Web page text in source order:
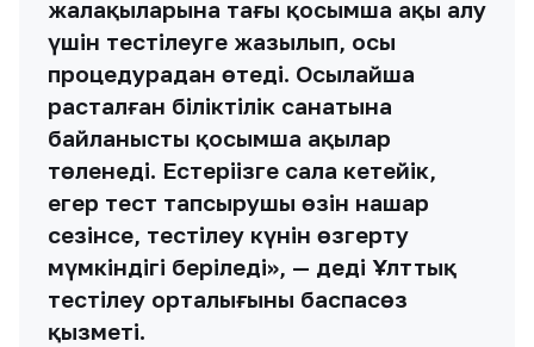
жалақыларына тағы қосымша ақы алу
үшін тестілеуге жазылып, осы
процедурадан өтеді. Осылайша
расталған біліктілік санатына
байланысты қосымша ақылар
төленеді. Естеріңізге сала кетейік,
егер тест тапсырушы өзін нашар
сезінсе, тестілеу күнін өзгерту
мүмкіндігі беріледі», — деді Ұлттық
тестілеу орталығының баспасөз
қызметі.